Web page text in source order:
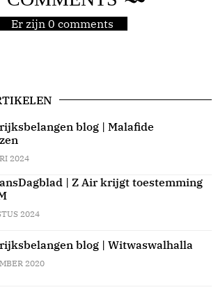
Er zijn 0 comments
blog | Malafide
2024
| Z Air krijgt toestemming
2024
blog | Witwaswalhalla
2020